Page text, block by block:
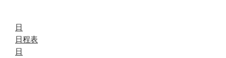
日
日程表
日